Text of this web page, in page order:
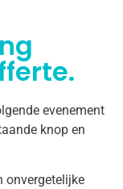
evenement
knop en
onvergetelijke